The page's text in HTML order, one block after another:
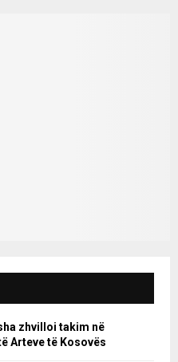
zhvilloi takim në
Arteve të Kosovës